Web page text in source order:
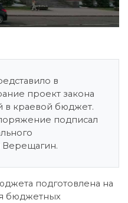
в
проект закона
в краевой бюджет.
подписал
Верещагин.
подготовлена на
бюджетных